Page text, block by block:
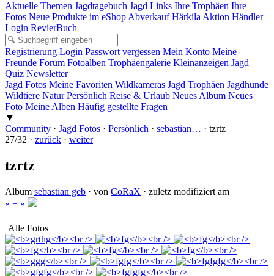
Aktuelle Themen Jagdtagebuch Jagd Links Ihre Trophäen Ihre
Fotos Neue Produkte im eShop Abverkauf Härkila Aktion Händler
Login RevierBuch
Registrierung Login Passwort vergessen Mein Konto Meine
Freunde Forum Fotoalben Trophäengalerie Kleinanzeigen Jagd
Quiz Newsletter
Jagd Fotos Meine Favoriten Wildkameras Jagd Trophäen Jagdhunde
Wildtiere Natur Persönlich Reise & Urlaub Neues Album Neues
Foto Meine Alben Häufig gestellte Fragen
▼
Community · Jagd Fotos · Persönlich · sebastian… · tzrtz
27/32 · zurück · weiter
tzrtz
Album sebastian geb · von CoRaX · zuletz modifiziert am
« + »
Alle Fotos